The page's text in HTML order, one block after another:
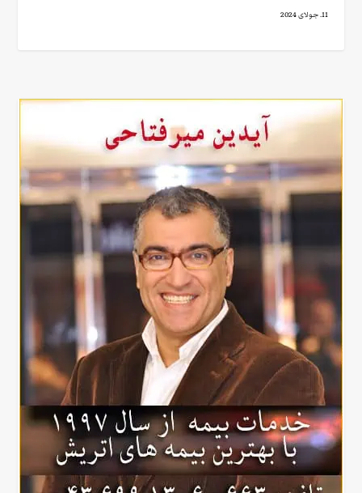
11. جولای 2024